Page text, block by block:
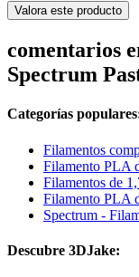
Valora este producto
comentarios
Spectrum
Categorías
Filamentos
Filamento PLA
Filamentos de
Filamento PLA
Spectrum -
Descubre 3DJake: